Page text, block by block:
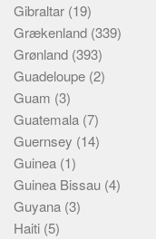
Gibraltar (19)
Grækenland (339)
Grønland (393)
Guadeloupe (2)
Guam (3)
Guatemala (7)
Guernsey (14)
Guinea (1)
Guinea Bissau (4)
Guyana (3)
Haiti (5)